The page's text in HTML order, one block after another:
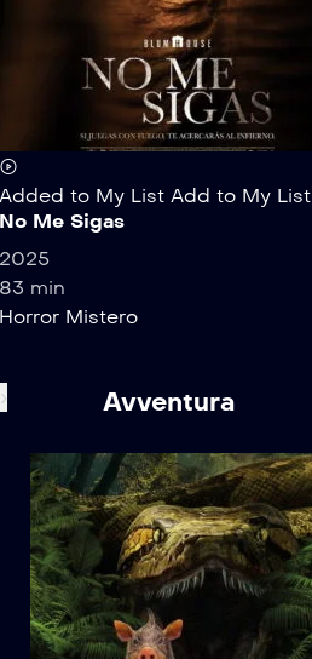
to My List Add to My List
Me Sigas
min
Mistero
›
Avventura